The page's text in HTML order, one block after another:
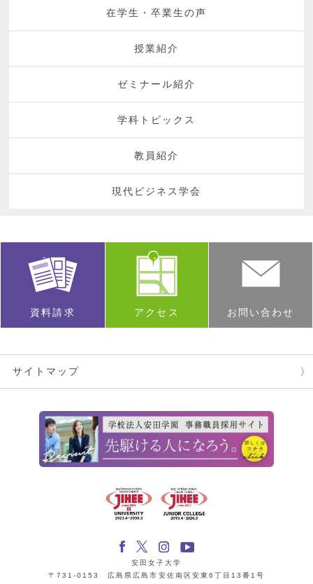
在学生・卒業生の声
授業紹介
ゼミナール紹介
学科トピックス
教員紹介
現代ビジネス学会
資料請求 アクセス お問い合わせ
サイトマップ
安田女子大学
〒731-0153 広島県広島市安佐南区安東6丁目13番1号